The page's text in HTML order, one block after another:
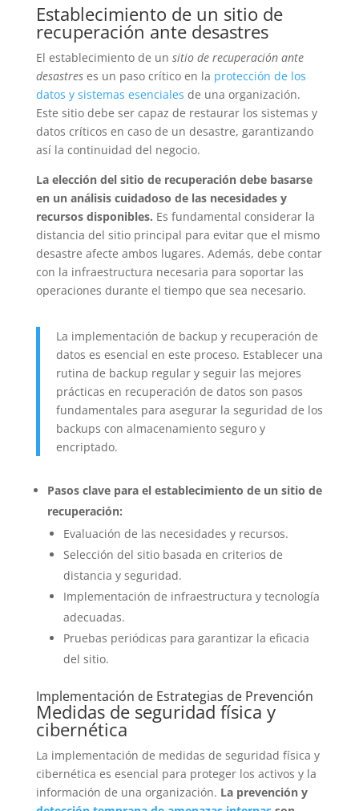
Establecimiento de un sitio de
recuperación ante desastres
El establecimiento de un sitio de recuperación ante
desastreses un paso crítico en la protección de los
datos y sistemas esenciales de una organización.
Este sitio debe ser capaz de restaurar los sistemas y
datos críticos en caso de un desastre, garantizando
así la continuidad del negocio.
La elección del sitio de recuperación debe basarse
en un análisis cuidadoso de las necesidades y
recursos disponibles. Es fundamental considerar la
distancia del sitio principal para evitar que el mismo
desastre afecte ambos lugares. Además, debe contar
con la infraestructura necesaria para soportar las
operaciones durante el tiempo que sea necesario.
La implementación de backup y recuperación de
datos es esencial en este proceso. Establecer una
rutina de backup regular y seguir las mejores
prácticas en recuperación de datos son pasos
fundamentales para asegurar la seguridad de los
backups con almacenamiento seguro y
encriptado.
Pasos clave para el establecimiento de un sitio de
recuperación:
Evaluación de las necesidades y recursos.
Selección del sitio basada en criterios de
distancia y seguridad.
Implementación de infraestructura y tecnología
adecuadas.
Pruebas periódicas para garantizar la eficacia
del sitio.
Implementación de Estrategias de Prevención
Medidas de seguridad física y
cibernética
La implementación de medidas de seguridad física y
cibernética es esencial para proteger los activos y la
información de una organización. La prevención y